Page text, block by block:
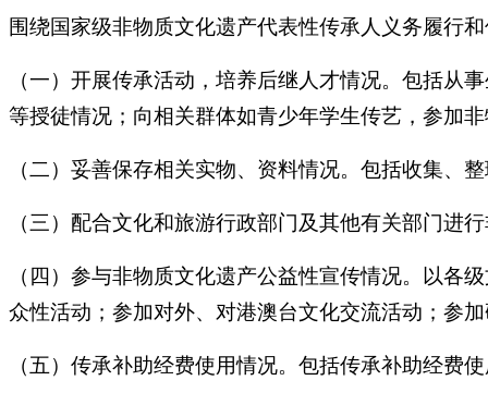
围绕国家级非物质文化遗产代表性传承人义务履行
（一）开展传承活动，培养后继人才情况。包括从
等授徒情况；向相关群体如青少年学生传艺，参加
（二）妥善保存相关实物、资料情况。包括收集、
（三）配合文化和旅游行政部门及其他有关部门进
（四）参与非物质文化遗产公益性宣传情况。以各
众性活动；参加对外、对港澳台文化交流活动；参
（五）传承补助经费使用情况。包括传承补助经费